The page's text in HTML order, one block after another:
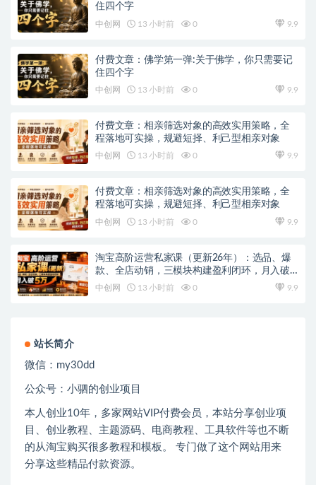
住四个字
中创网 13 小时前 0 9.9
付费文章：佛学第一弹:关于佛学，你只需要记
住四个字
中创网 13 小时前 0 9.9
付费文章：相亲筛选对象的高效实用策略，全
程落地可实操，规避短择、利己型相亲对象
中创网 13 小时前 0 9.9
付费文章：相亲筛选对象的高效实用策略，全
程落地可实操，规避短择、利己型相亲对象
中创网 13 小时前 0 9.9
淘宝高阶运营私家课（更新26年）：选品、爆
款、全店动销，三模块构建盈利闭环，月入破5
万
中创网 13 小时前 0 9.9
站长简介
微信： my30dd
公众号：小驷的创业项目
本人创业10年，多家网站VIP付费会员，本站分享创业项
目、创业教程、主题源码、电商教程、工具软件等也不断
的从淘宝购买很多教程和模板。 专门做了这个网站用来
分享这些精品付款资源。